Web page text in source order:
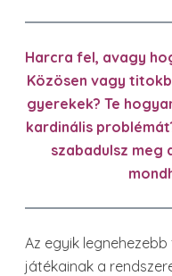
Harcra fel, avagy
Közösen vagy
gyerekek? Te
kardinális
szabadulsz meg
Az egyik
játékainak a